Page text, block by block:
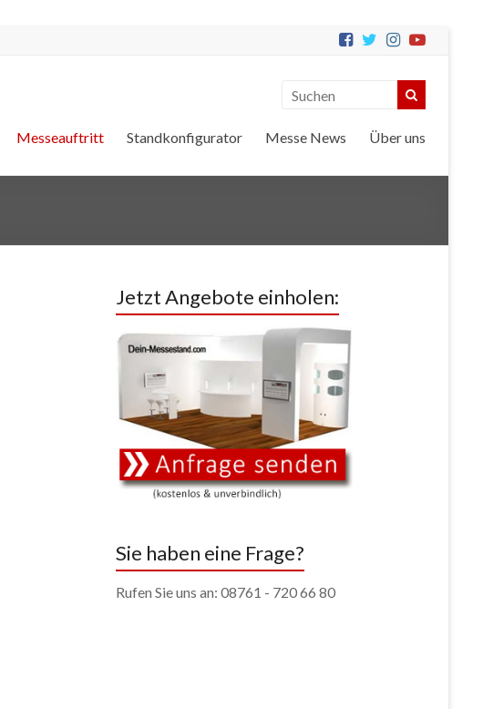
Messeauftritt Standkonfigurator Messe News Über uns
Jetzt Angebote einholen:
Sie haben eine Frage?
Rufen Sie uns an: 08761 - 720 66 80